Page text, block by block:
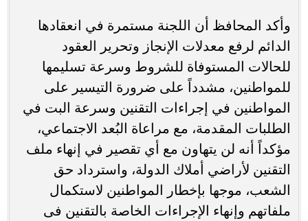
وأكد المحافظ أن اللجنة مستمرة في انعقادها
الدائم لرفع معدلات الإنجاز وتحرير العقود
للحالات المستوفاة للشروط وسرعة تسليمها
للمواطنين، مشدداً على ضرورة التيسير على
المواطنين في إجراءات التقنين وسرعة البت في
الطلبات المقدمة، مع مراعاة البُعد الاجتماعي،
مؤكداً أنه لن يتهاون مع أي تقصير في إنهاء ملف
التقنين لأراضي أملاك الدولة، واسترداد حق
الشعب، موجها بإخطار المواطنين لاستكمال
ملفاتهم وإنهاء الإجراءات الخاصة بالتقنين فى